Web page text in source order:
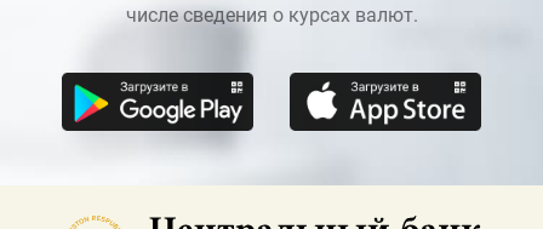
числе сведения о курсах валют.